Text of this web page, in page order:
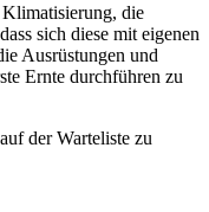
die
sich diese mit eigenen
Ausrüstungen und
Ernte durchführen zu
der Warteliste zu